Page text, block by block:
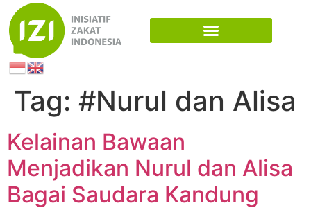
Tag: #Nurul dan Alisa
Kelainan Bawaan
Menjadikan Nurul dan Alisa
Bagai Saudara Kandung